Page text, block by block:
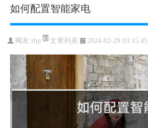
如何配置智能家电
网友:rhp 文章列表 2024-02-29 03:15:45